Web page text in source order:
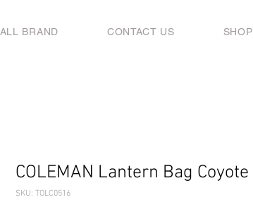
ALL BRAND CONTACT US SHOP
COLEMAN Lantern Bag Coyote
SKU: TOLC0516